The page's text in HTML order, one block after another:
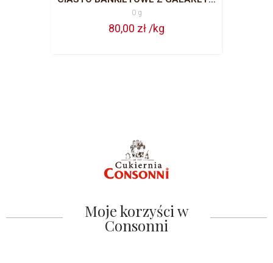
0 g
80,00 zł /kg
Moje korzyści w
Consonni